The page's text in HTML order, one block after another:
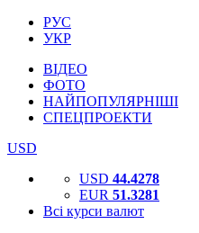
РУС
УКР
ВІДЕО
ФОТО
НАЙПОПУЛЯРНІШІ
СПЕЦПРОЕКТИ
USD
USD 44.4278
EUR 51.3281
Всі курси валют